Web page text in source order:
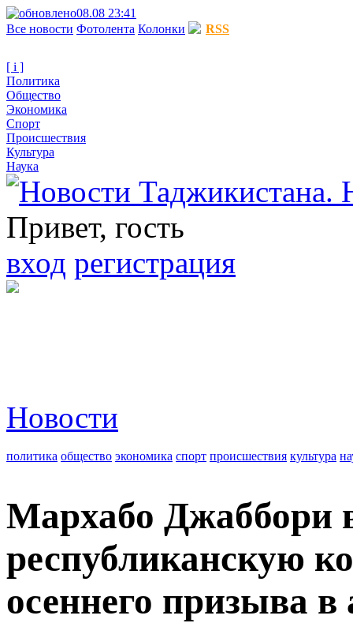
08.08 23:41
Все новости Фотолента Колонки RSS
[ i ]
Политика
Общество
Экономика
Спорт
Происшествия
Культура
Наука
Привет, гость
вход регистрация
Новости
политика общество экономика спорт происшествия культура
Мархабо Джаббори
республиканскую
осеннего призыва